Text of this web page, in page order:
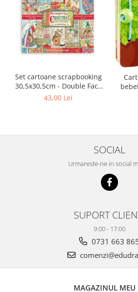
Set cartoane scrapbooking
30,5х30,5cm - Double Face
Christmas Patchwork
43,00 Lei
SOCIAL
Urmareste-ne in social
SUPORT
9:00 - 17:00
0731 663
MAGAZINUL MEU